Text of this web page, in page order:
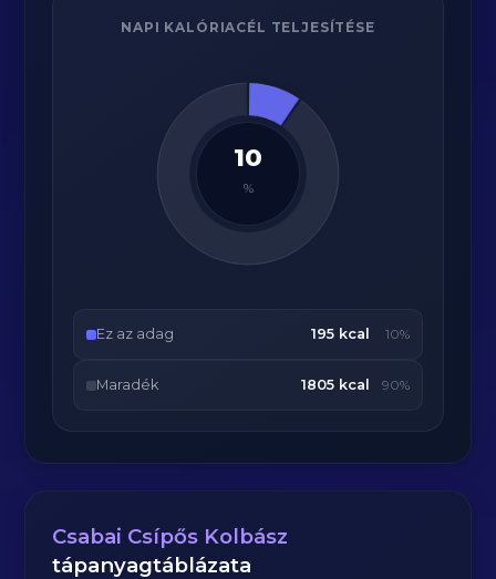
NAPI KALÓRIACÉL TELJESÍTÉSE
10
%
Ez az adag 195 kcal 10%
Maradék 1805 kcal 90%
Csabai Csípős Kolbász
tápanyagtáblázata